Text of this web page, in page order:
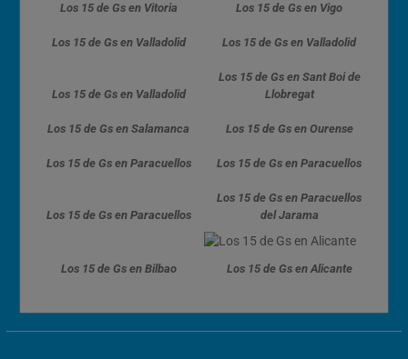
Los 15 de Gs en Vitoria Los 15 de Gs en Vigo
Los 15 de Gs en Valladolid Los 15 de Gs en Valladolid
Los 15 de Gs en Valladolid
Los 15 de Gs en Sant Boi de
Llobregat
Los 15 de Gs en Salamanca Los 15 de Gs en Ourense
Los 15 de Gs en Paracuellos Los 15 de Gs en Paracuellos
Los 15 de Gs en Paracuellos
Los 15 de Gs en Paracuellos
del Jarama
Los 15 de Gs en Bilbao Los 15 de Gs en Alicante